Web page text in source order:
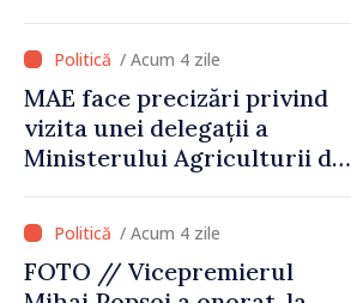
an să fie și mai bun”
/ Acum 4 zile
MAE face precizări privind
vizita unei delegații a
Ministerului Agriculturii din
/ Acum 4 zile
FOTO // Vicepremierul